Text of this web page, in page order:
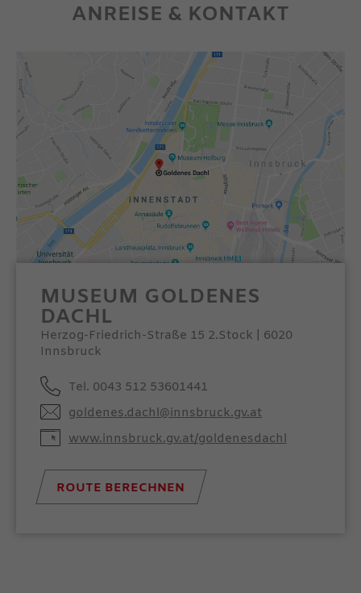
ANREISE & KONTAKT
MUSEUM GOLDENES
DACHL
Herzog-Friedrich-Straße 15 2.Stock | 6020
Innsbruck
Tel. 0043 512 53601441
goldenes.dachl@innsbruck.gv.at
www.innsbruck.gv.at/goldenesdachl
ROUTE BERECHNEN